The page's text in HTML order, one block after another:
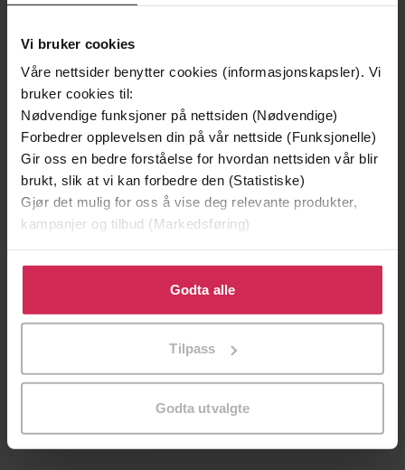
Vi bruker cookies
Våre nettsider benytter cookies (informasjonskapsler). Vi
bruker cookies til:
Nødvendige funksjoner på nettsiden (Nødvendige)
Forbedrer opplevelsen din på vår nettside (Funksjonelle)
Gir oss en bedre forståelse for hvordan nettsiden vår blir
brukt, slik at vi kan forbedre den (Statistiske)
Gjør det mulig for oss å vise deg relevante produkter,
kampanjer og tilbud (Markedsføring)
Klikk på «Godta alle» for å gi oss ditt samtykke til å
bruke cookies for alle disse formålene. Du kan også
tilpasse ditt samtykke til spesifikke formål ved å klikke
Godta alle
Tilpass
Godta utvalgte
Andre har også kjøpt
Vinner av Rivertonprisen
Jo Nesbø
Første gang på tilbud
Jørn Lier Horst